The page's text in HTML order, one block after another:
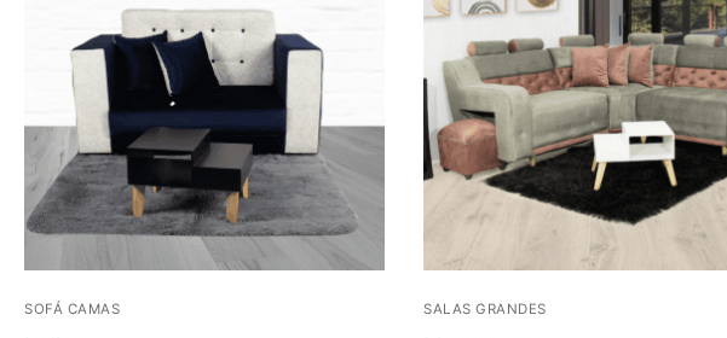
SOFÁ CAMAS SALAS GRANDES